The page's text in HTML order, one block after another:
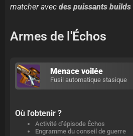
matcher avec des puissants builds
Armes de l'Échos
Menace voilée
Fusil automatique stasique
Où l'obtenir ?
Activité d’épisode Échos
Engramme du conseil de guerre